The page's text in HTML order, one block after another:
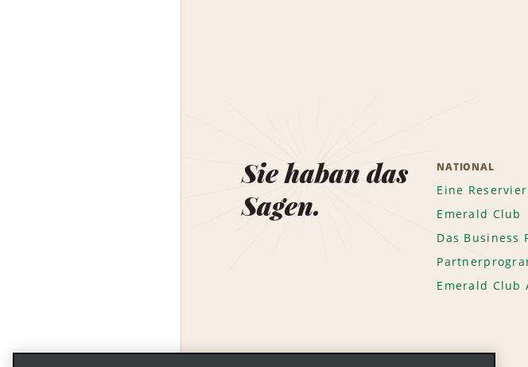
Sie haban das
Sagen.
NATIONAL
Eine
Emerald Club
Das Business
Emerald Club